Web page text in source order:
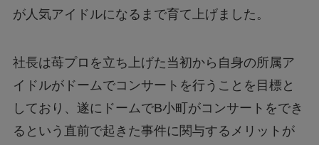
が人気アイドルになるまで育て上げました。
社長は苺プロを立ち上げた当初から自身の所属ア
イドルがドームでコンサートを行うことを目標と
しており、遂にドームでB小町がコンサートをでき
るという直前で起きた事件に関与するメリットが